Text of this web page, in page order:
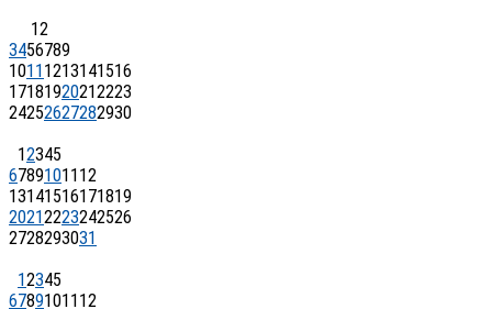
12
3456789
1011 1213141516
17181920212223
24252627282930
12345
67891011 12
13141516171819
20212223242526
2728293031
12345
67891011 12